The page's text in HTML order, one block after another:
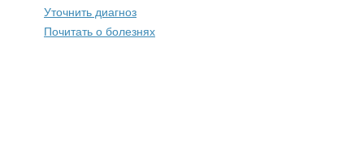
Уточнить диагноз
Почитать о болезнях